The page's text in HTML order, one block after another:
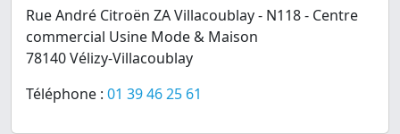
Rue André Citroën ZA Villacoublay - N118 - Centre
commercial Usine Mode & Maison
78140 Vélizy-Villacoublay
Téléphone : 01 39 46 25 61